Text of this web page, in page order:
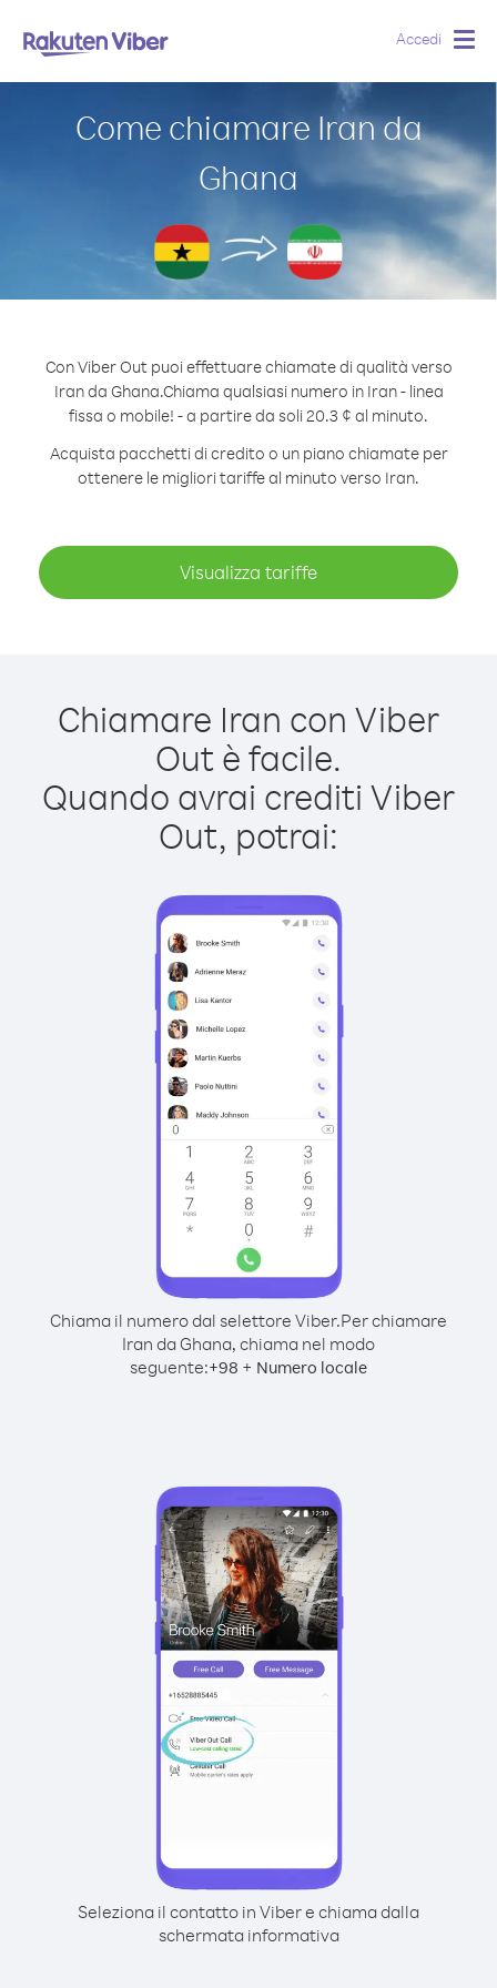
Accedi
Come chiamare Iran da
Ghana
Con Viber Out puoi effettuare chiamate di qualità verso
Iran da Ghana.Chiama qualsiasi numero in Iran - linea
fissa o mobile! - a partire da soli 20.3 ¢ al minuto.
Acquista pacchetti di credito o un piano chiamate per
ottenere le migliori tariffe al minuto verso Iran.
Visualizza tariffe
Chiamare Iran con Viber
Out è facile.
Quando avrai crediti Viber
Out, potrai:
Chiama il numero dal selettore Viber.Per chiamare
Iran da Ghana, chiama nel modo
seguente:+98 + Numero locale
Seleziona il contatto in Viber e chiama dalla
schermata informativa